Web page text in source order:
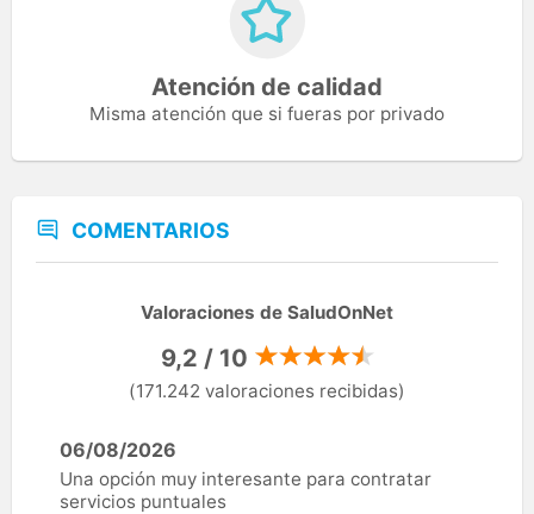
Atención de calidad
Misma atención que si fueras por privado
COMENTARIOS
Valoraciones de SaludOnNet
9,2 / 10
(171.242 valoraciones recibidas)
06/08/2026
Una opción muy interesante para contratar
servicios puntuales